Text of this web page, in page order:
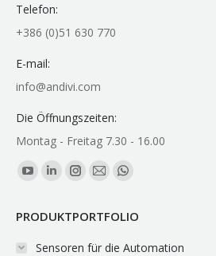
Telefon:
+386 (0)51 630 770
E-mail:
info@andivi.com
Die Öffnungszeiten:
Montag - Freitag 7.30 - 16.00
Finden Sie uns auf:
YouTube
opens
Linkedin
opens
Instagram
opens
E-
page
opens
Whatsapp
opens
in
PRODUKTPORTFOLIO
Sensoren für die Automation